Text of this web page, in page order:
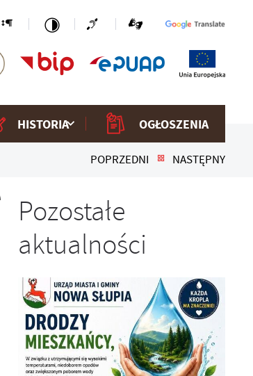
HISTORIA OGŁOSZENIA
POPRZEDNI NASTĘPNY
Pozostałe
aktualności